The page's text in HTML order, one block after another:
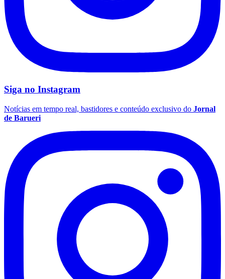
Grêmio
Siga no Instagram
Notícias em tempo real, bastidores e conteúdo exclusivo do Jornal
de Barueri